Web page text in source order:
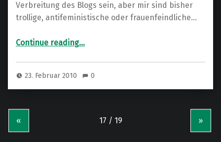
Verbreitung des Blogs sein, aber mir sind bisher
trollige, antifeministische oder frauenfeindliche…
Continue reading
“Bis jetzt Glück gehabt”
…
23. Februar 2010 0
« »